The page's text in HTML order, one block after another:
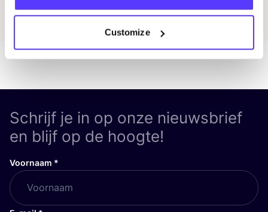
Customize
Schrijf je in op onze nieuwsbrief
en blijf op de hoogte!
Voornaam *